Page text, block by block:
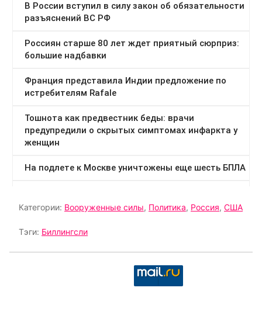
Категории: Вооруженные силы, Политика, Россия, США
Тэги: Биллингсли